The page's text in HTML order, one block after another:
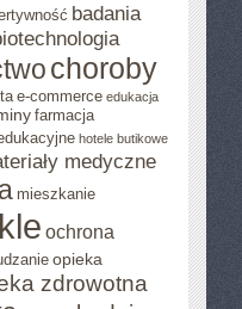
badania
choroby
e-commerce edukacja
farmacja
hotele butikowe
medyczne
mieszkanie
ochrona
opieka
zdrowotna